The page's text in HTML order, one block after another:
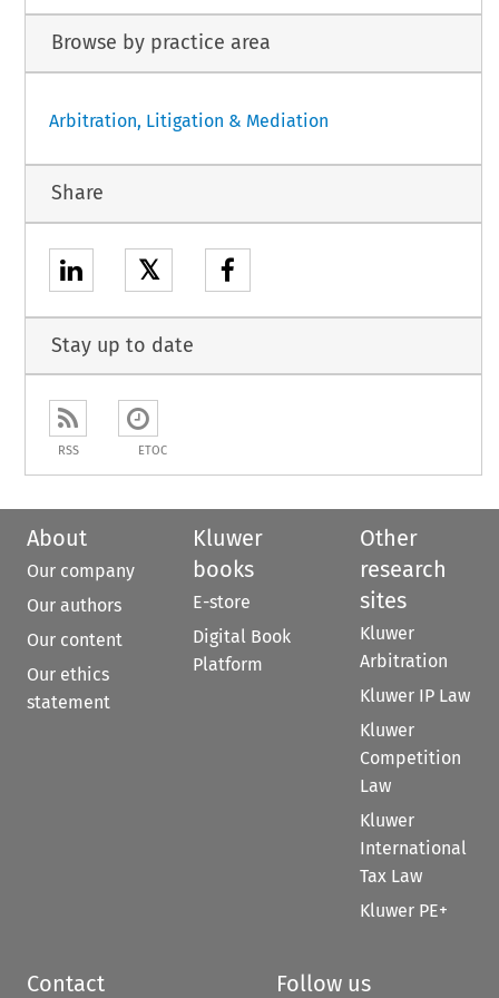
Browse by practice area
Arbitration, Litigation & Mediation
Share
𝕏
Stay up to date
RSS ETOC
About
Our company
Our authors
Our content
Our ethics
statement
Kluwer
books
E-store
Digital Book
Platform
Other
research
sites
Kluwer
Arbitration
Kluwer IP Law
Kluwer
Competition
Law
Kluwer
International
Tax Law
Kluwer PE+
Contact Follow us